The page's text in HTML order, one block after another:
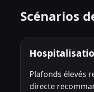
Scénarios
Plafonds élevés
directe